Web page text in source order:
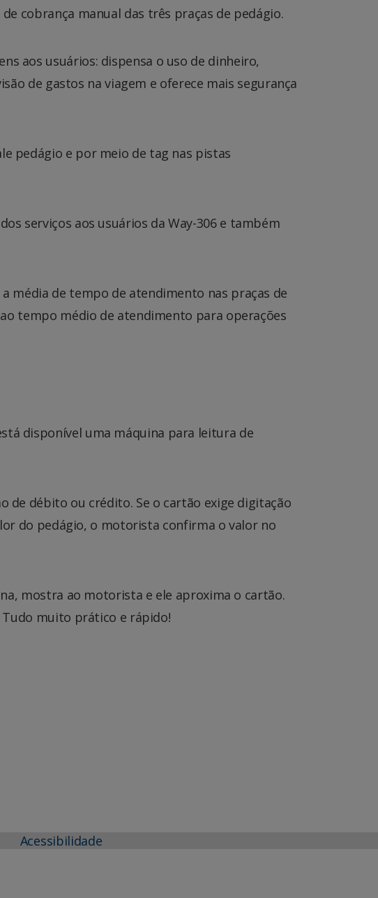
cobrança manual das três praças de pedágio.
aos usuários: dispensa o uso de dinheiro,
de gastos na viagem e oferece mais segurança
pedágio e por meio de tag nas pistas
serviços aos usuários da Way-306 e também
média de tempo de atendimento nas praças de
tempo médio de atendimento para operações
disponível uma máquina para leitura de
de débito ou crédito. Se o cartão exige digitação
do pedágio, o motorista confirma o valor no
mostra ao motorista e ele aproxima o cartão.
Tudo muito prático e rápido!
Acessibilidade